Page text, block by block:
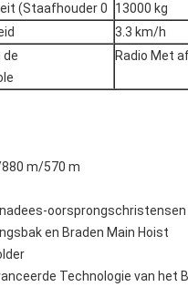
(Staafhouder 0
13000 kg
3.3 km/h
de
Radio Met
m/570 m
en Braden Main Hoist
Technologie van het